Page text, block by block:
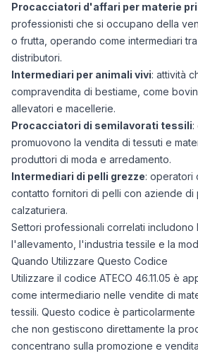
Procacciatori d'affari per materie
professionisti che si occupano della
o frutta, operando come intermediari
distributori.
Intermediari per animali vivi: attività
compravendita di bestiame, come
allevatori e macellerie.
Procacciatori di semilavorati tessili:
promuovono la vendita di tessuti e
produttori di moda e arredamento.
Intermediari di pelli grezze: operatori
contatto fornitori di pelli con aziende di
calzaturiera.
Settori professionali correlati includono
l'allevamento, l'industria tessile e la
Quando Utilizzare Questo Codice
Utilizzare il codice ATECO 46.11.05 è
come intermediario nelle vendite di
tessili. Questo codice è
che non gestiscono direttamente la
concentrano sulla promozione e